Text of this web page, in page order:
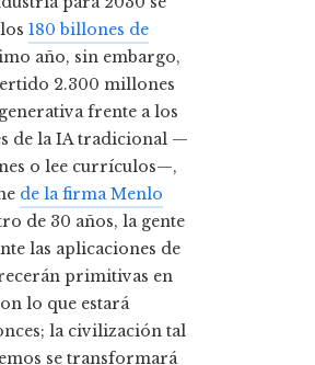
180 billones de
año, sin embargo,
2.300 millones
frente a los
de la IA tradicional —
o lee currículos—,
de la firma Menlo
de 30 años, la gente
las aplicaciones de
primitivas en
lo que estará
la civilización tal
se transformará